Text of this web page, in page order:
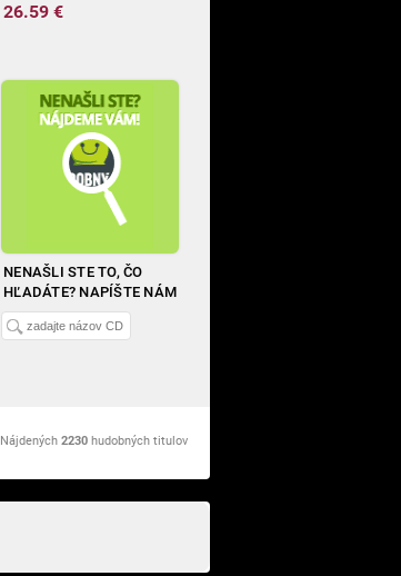
26.59 €
NENAŠLI STE TO, ČO
HĽADÁTE? NAPÍŠTE NÁM
Nájdených 2230 hudobných titulov